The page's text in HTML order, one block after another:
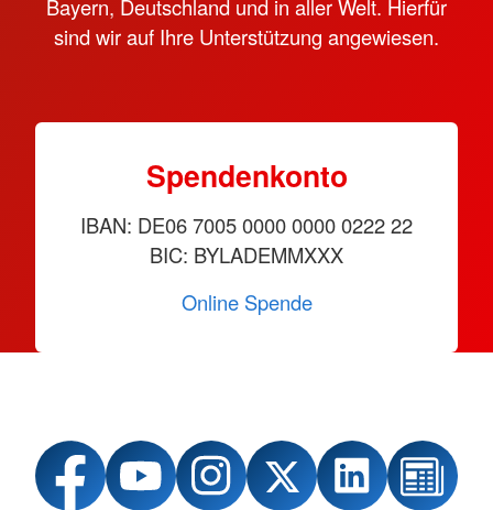
Bayern, Deutschland und in aller Welt. Hierfür
sind wir auf Ihre Unterstützung angewiesen.
Spendenkonto
IBAN: DE06 7005 0000 0000 0222 22
BIC: BYLADEMMXXX
Online Spende